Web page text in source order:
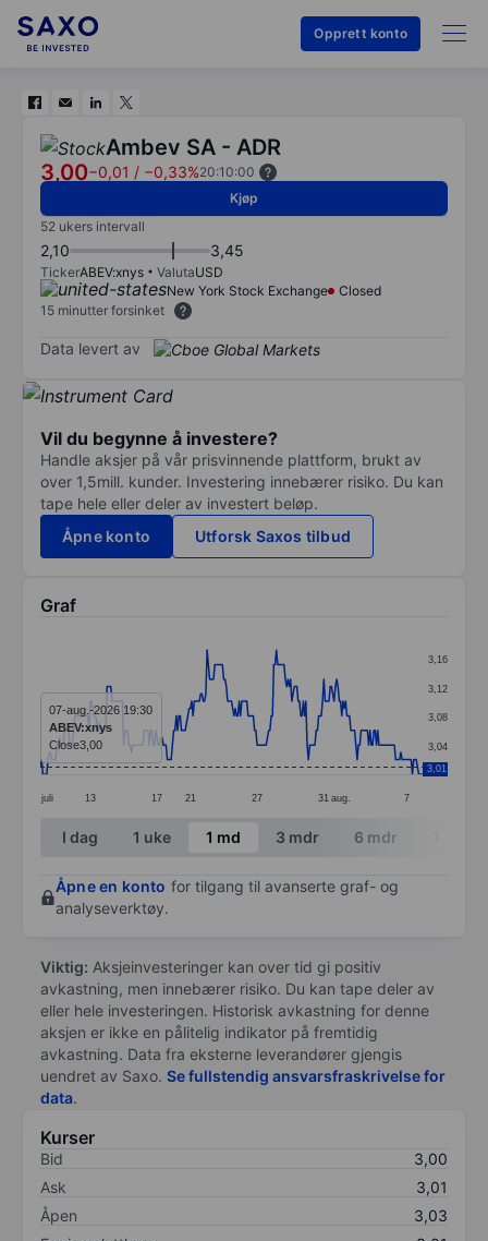
Opprett konto
Ambev SA - ADR
3,00−0,01 / −0,33%20:10:00
Kjøp
52 ukers intervall
2,10 3,45
TickerABEV:xnys ValutaUSD
New York Stock Exchange
Closed
15 minutter forsinket
Data levert av
Vil du begynne å investere?
Handle aksjer på vår prisvinnende plattform, brukt av
over 1,5mill. kunder. Investering innebærer risiko. Du kan
tape hele eller deler av investert beløp.
Åpne konto
Utforsk Saxos tilbud
Graf
Line chart with 299 data points.
The chart has 1 X axis displaying categories.
The chart has 1 Y axis displaying values. Data ranges
juli 13 17 21 27 31 aug. 7
3,04
3,08
3,12
3,16
3,01
07-aug.-2026 19:30
ABEV:xnys
Close3,00
End of interactive chart.
I dag 1 uke 1 md 3 mdr 6 mdr
Åpne en konto for tilgang til avanserte graf- og
analyseverktøy.
Viktig: Aksjeinvesteringer kan over tid gi positiv
avkastning, men innebærer risiko. Du kan tape deler av
eller hele investeringen. Historisk avkastning for denne
aksjen er ikke en pålitelig indikator på fremtidig
avkastning. Data fra eksterne leverandører gjengis
uendret av Saxo. Se fullstendig ansvarsfraskrivelse for
data.
Kurser
Bid
3,00
Ask
3,01
Åpen
3,03